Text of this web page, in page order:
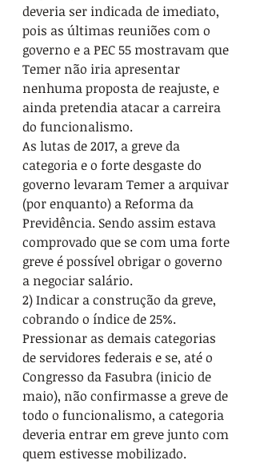
deveria ser indicada de imediato,
pois as últimas reuniões com o
governo e a PEC 55 mostravam que
Temer não iria apresentar
nenhuma proposta de reajuste, e
ainda pretendia atacar a carreira
do funcionalismo.
As lutas de 2017, a greve da
categoria e o forte desgaste do
governo levaram Temer a arquivar
(por enquanto) a Reforma da
Previdência. Sendo assim estava
comprovado que se com uma forte
greve é possível obrigar o governo
a negociar salário.
2) Indicar a construção da greve,
cobrando o índice de 25%.
Pressionar as demais categorias
de servidores federais e se, até o
Congresso da Fasubra (inicio de
maio), não confirmasse a greve de
todo o funcionalismo, a categoria
deveria entrar em greve junto com
quem estivesse mobilizado.